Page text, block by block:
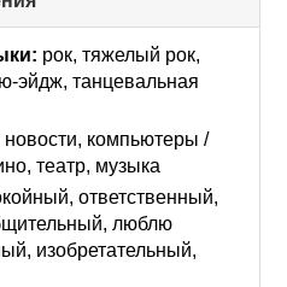
to
collapse
contents
рок, тяжелый рок,
эйдж, танцевальная
новости, компьютеры /
театр, музыка
ответственный,
люблю
изобретательный,